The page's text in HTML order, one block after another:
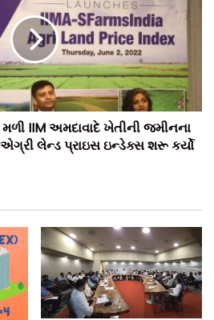
ગ્રીન હાઇડ્રોજનનું ઉત્પાદન
સરકારની ગ્રીન એનર્જી અને ગ્રીન
આપશે.”
IIM અમદાવાદે ખેતીની જમીનના
એગ્રી લેન્ડ પ્રાઇસ ઇન્ડેક્સ શરૂ કર્યો